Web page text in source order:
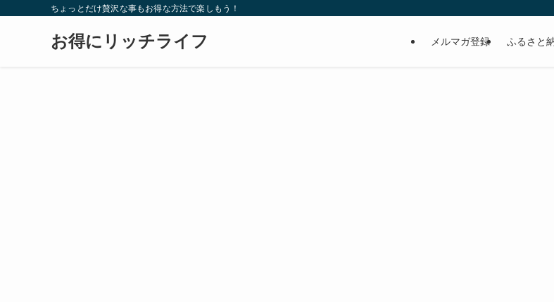
ちょっとだけ贅沢な事もお得な方法で楽しもう！
お得にリッチライフ メルマガ登録 ふるさと